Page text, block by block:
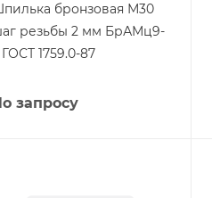
бронзовая М30
резьбы 2 мм БрАМц9-
1759.0-87
запросу